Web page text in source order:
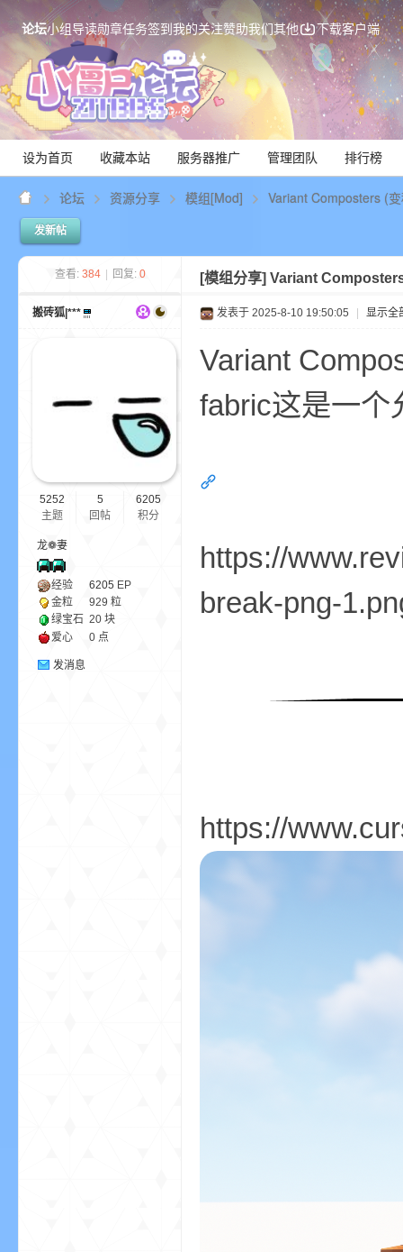
论坛小组导读勋章任务签到我的关注赞助我们其他 下载客户端
设为首页 收藏本站 服务器推广 管理团队 排行榜
论坛 资源分享 模组[Mod] Variant Composters (
发新帖
查看: 384 回复: 0 [模组分享] Variant
搬砖狐|***
5252
主题
5
回帖
6205
积分
龙❁妻
经验 6205 EP
金粒
929 粒
绿宝石 20 块
爱心
0 点
发消息
发表于 2025-8-10 19:50:05 显示全
Variant
fabric这是一个
https://
break-png-
https://